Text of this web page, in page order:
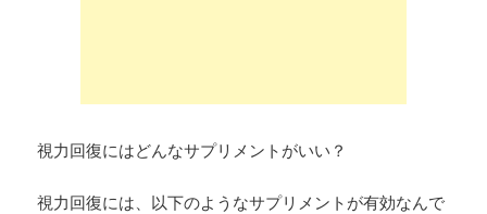
視力回復にはどんなサプリメントがいい？
視力回復には、以下のようなサプリメントが有効なんで